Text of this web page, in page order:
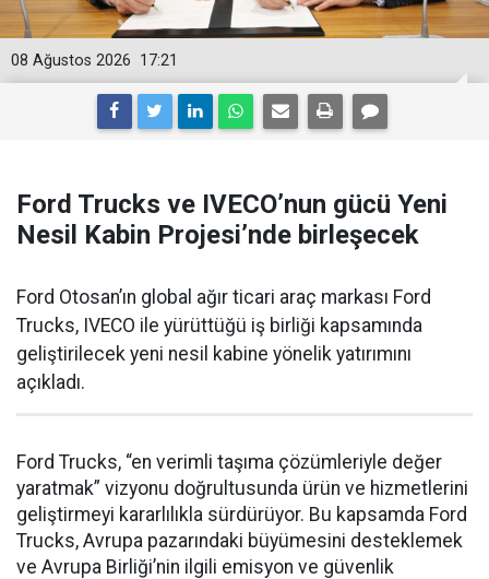
17:21
08 Ağustos 2026
Ford Trucks ve IVECO’nun gücü Yeni
Nesil Kabin Projesi’nde birleşecek
Ford Otosan’ın global ağır ticari araç markası Ford
Trucks, IVECO ile yürüttüğü iş birliği kapsamında
geliştirilecek yeni nesil kabine yönelik yatırımını
açıkladı.
Ford Trucks, “en verimli taşıma çözümleriyle değer
yaratmak” vizyonu doğrultusunda ürün ve hizmetlerini
geliştirmeyi kararlılıkla sürdürüyor. Bu kapsamda Ford
Trucks, Avrupa pazarındaki büyümesini desteklemek
ve Avrupa Birliği’nin ilgili emisyon ve güvenlik